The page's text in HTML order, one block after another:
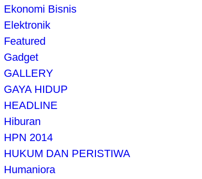
Ekonomi Bisnis
Elektronik
Featured
Gadget
GALLERY
GAYA HIDUP
HEADLINE
Hiburan
HPN 2014
HUKUM DAN PERISTIWA
Humaniora